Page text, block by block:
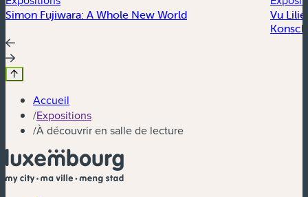
Simon Fujiwara: A Whole New World
Vu
Accueil
/Expositions
/À découvrir en salle de lecture